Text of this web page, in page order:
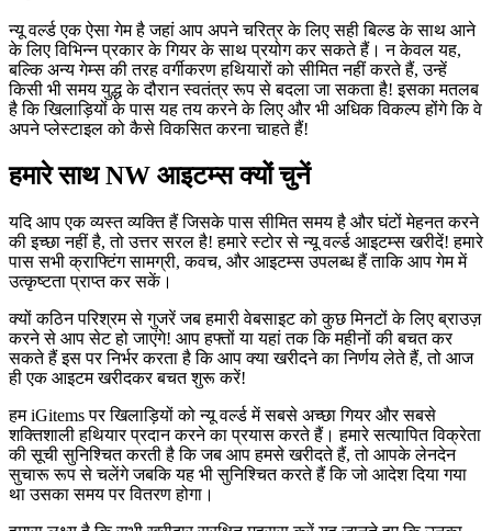
न्यू वर्ल्ड एक ऐसा गेम है जहां आप अपने चरित्र के लिए सही बिल्ड के साथ आने
के लिए विभिन्न प्रकार के गियर के साथ प्रयोग कर सकते हैं। न केवल यह,
बल्कि अन्य गेम्स की तरह वर्गीकरण हथियारों को सीमित नहीं करते हैं, उन्हें
किसी भी समय युद्ध के दौरान स्वतंत्र रूप से बदला जा सकता है! इसका मतलब
है कि खिलाड़ियों के पास यह तय करने के लिए और भी अधिक विकल्प होंगे कि वे
अपने प्लेस्टाइल को कैसे विकसित करना चाहते हैं!
हमारे साथ NW आइटम्स क्यों चुनें
यदि आप एक व्यस्त व्यक्ति हैं जिसके पास सीमित समय है और घंटों मेहनत करने
की इच्छा नहीं है, तो उत्तर सरल है! हमारे स्टोर से न्यू वर्ल्ड आइटम्स खरीदें! हमारे
पास सभी क्राफ्टिंग सामग्री, कवच, और आइटम्स उपलब्ध हैं ताकि आप गेम में
उत्कृष्टता प्राप्त कर सकें।
क्यों कठिन परिश्रम से गुजरें जब हमारी वेबसाइट को कुछ मिनटों के लिए ब्राउज़
करने से आप सेट हो जाएंगे! आप हफ्तों या यहां तक कि महीनों की बचत कर
सकते हैं इस पर निर्भर करता है कि आप क्या खरीदने का निर्णय लेते हैं, तो आज
ही एक आइटम खरीदकर बचत शुरू करें!
हम iGitems पर खिलाड़ियों को न्यू वर्ल्ड में सबसे अच्छा गियर और सबसे
शक्तिशाली हथियार प्रदान करने का प्रयास करते हैं। हमारे सत्यापित विक्रेता
की सूची सुनिश्चित करती है कि जब आप हमसे खरीदते हैं, तो आपके लेनदेन
सुचारू रूप से चलेंगे जबकि यह भी सुनिश्चित करते हैं कि जो आदेश दिया गया
था उसका समय पर वितरण होगा।